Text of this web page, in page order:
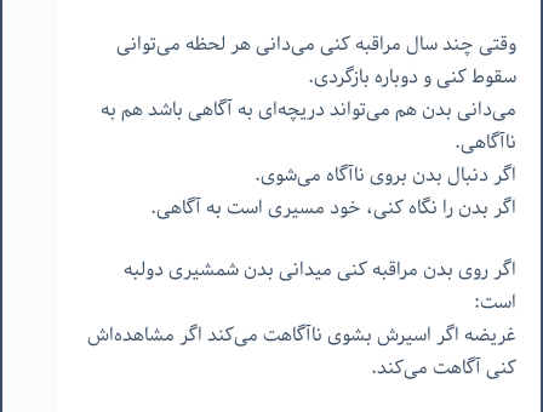
وقتی چند سال مراقبه کنی می‌دانی هر لحظه می‌توانی
سقوط کنی و دوباره بازگردی.
می‌دانی بدن هم می‌تواند دریچه‌ای به آگاهی باشد هم به
ناآگاهی.
اگر دنبال بدن بروی ناآگاه می‌شوی.
اگر بدن را نگاه کنی، خود مسیری است به آگاهی.
اگر روی بدن مراقبه کنی میدانی بدن شمشیری دولبه
است:
غریضه اگر اسیرش بشوی ناآگاهت می‌کند اگر مشاهده‌اش
کنی آگاهت می‌کند.